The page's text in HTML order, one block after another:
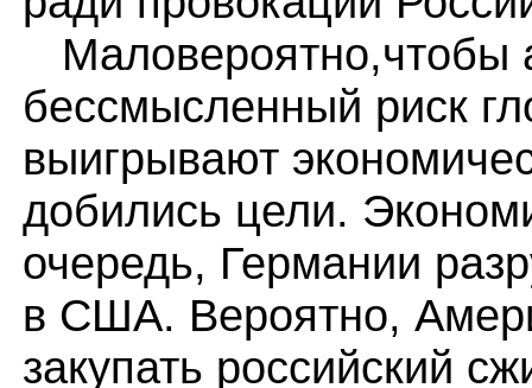
Маловероятно,чтобы
бессмысленный риск
выигрывают
добились цели.
очередь, Германии
в США. Вероятно,
закупать российский